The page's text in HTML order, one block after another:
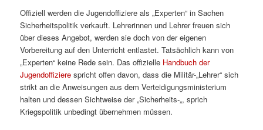
Offiziell werden die Jugendoffiziere als „Experten“ in Sachen
Sicherheitspolitik verkauft. Lehrerinnen und Lehrer freuen sich
über dieses Angebot, werden sie doch von der eigenen
Vorbereitung auf den Unterricht entlastet. Tatsächlich kann von
„Experten“ keine Rede sein. Das offizielle Handbuch der
Jugendoffizierespricht offen davon, dass die Militär-„Lehrer“ sich
strikt an die Anweisungen aus dem Verteidigungsministerium
halten und dessen Sichtweise der „Sicherheits-„, sprich
Kriegspolitik unbedingt übernehmen müssen.